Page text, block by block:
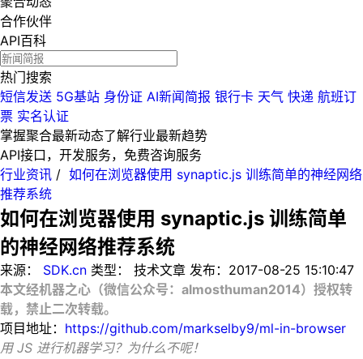
合作伙伴
API百科
热门搜索
短信发送 5G基站 身份证 AI新闻简报 银行卡 天气 快递 航班订
票 实名认证
掌握聚合最新动态了解行业最新趋势
API接口，开发服务，免费咨询服务
行业资讯 / 如何在浏览器使用 synaptic.js 训练简单的神经网络
推荐系统
如何在浏览器使用 synaptic.js 训练简单
的神经网络推荐系统
来源： SDK.cn 类型： 技术文章 发布： 2017-08-25 15:10:47
本文经机器之心（微信公众号：almosthuman2014）授权转
载，禁止二次转载。
项目地址： https://github.com/markselby9/ml-in-browser
用 JS 进行机器学习？为什么不呢！